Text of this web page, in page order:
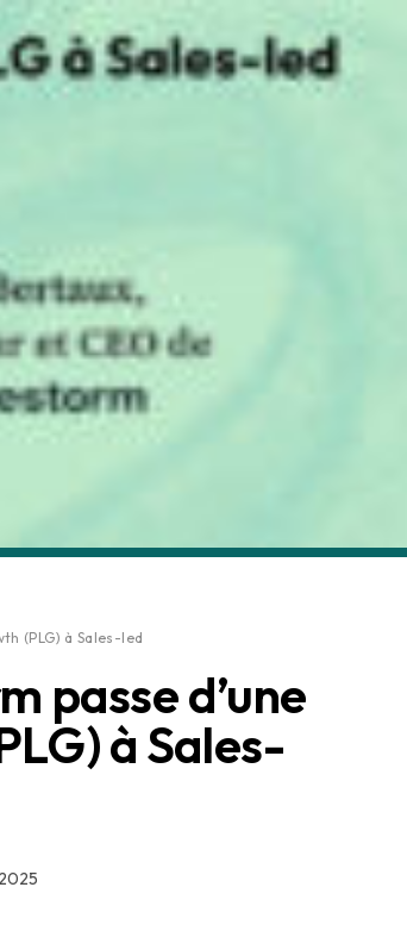
(PLG) à Sales-led
passe d’une
à Sales-